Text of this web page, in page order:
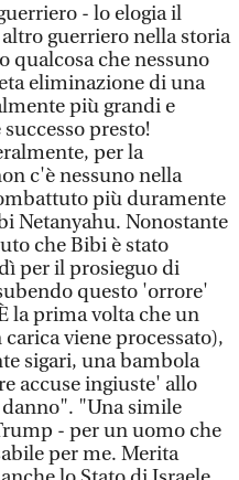
- lo elogia il
guerriero nella storia
qualcosa che nessuno
eliminazione di una
più grandi e
presto!
per la
c'è nessuno nella
più duramente
Netanyahu. Nonostante
che Bibi è stato
per il prosieguo di
questo 'orrore'
la prima volta che un
viene processato),
sigari, una bambola
accuse ingiuste' allo
"Una simile
- per un uomo che
per me. Merita